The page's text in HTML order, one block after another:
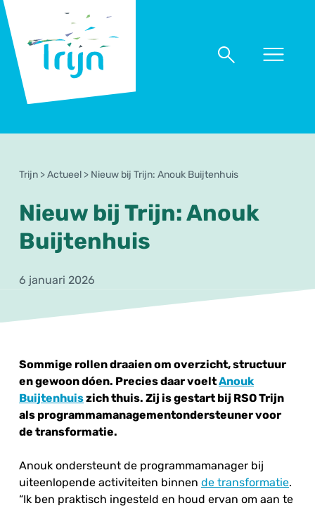
Trijn
Naar
Naar
Trijn >Actueel > Nieuw bij Trijn: Anouk Buijtenhuis
Nieuw bij Trijn: Anouk
Buijtenhuis
6 januari 2026
Sommige rollen draaien om overzicht, structuur
en gewoon dóen. Precies daar voeltAnouk
Buijtenhuiszich thuis. Zij is gestart bij RSO Trijn
als programmamanagementondersteuner voor
de transformatie.
Anouk ondersteunt de programmamanager bij
uiteenlopende activiteiten binnen de transformatie.
“Ik ben praktisch ingesteld en houd ervan om aan te